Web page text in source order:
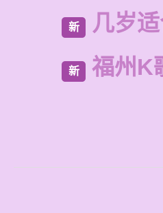
新 几岁
新 福州K